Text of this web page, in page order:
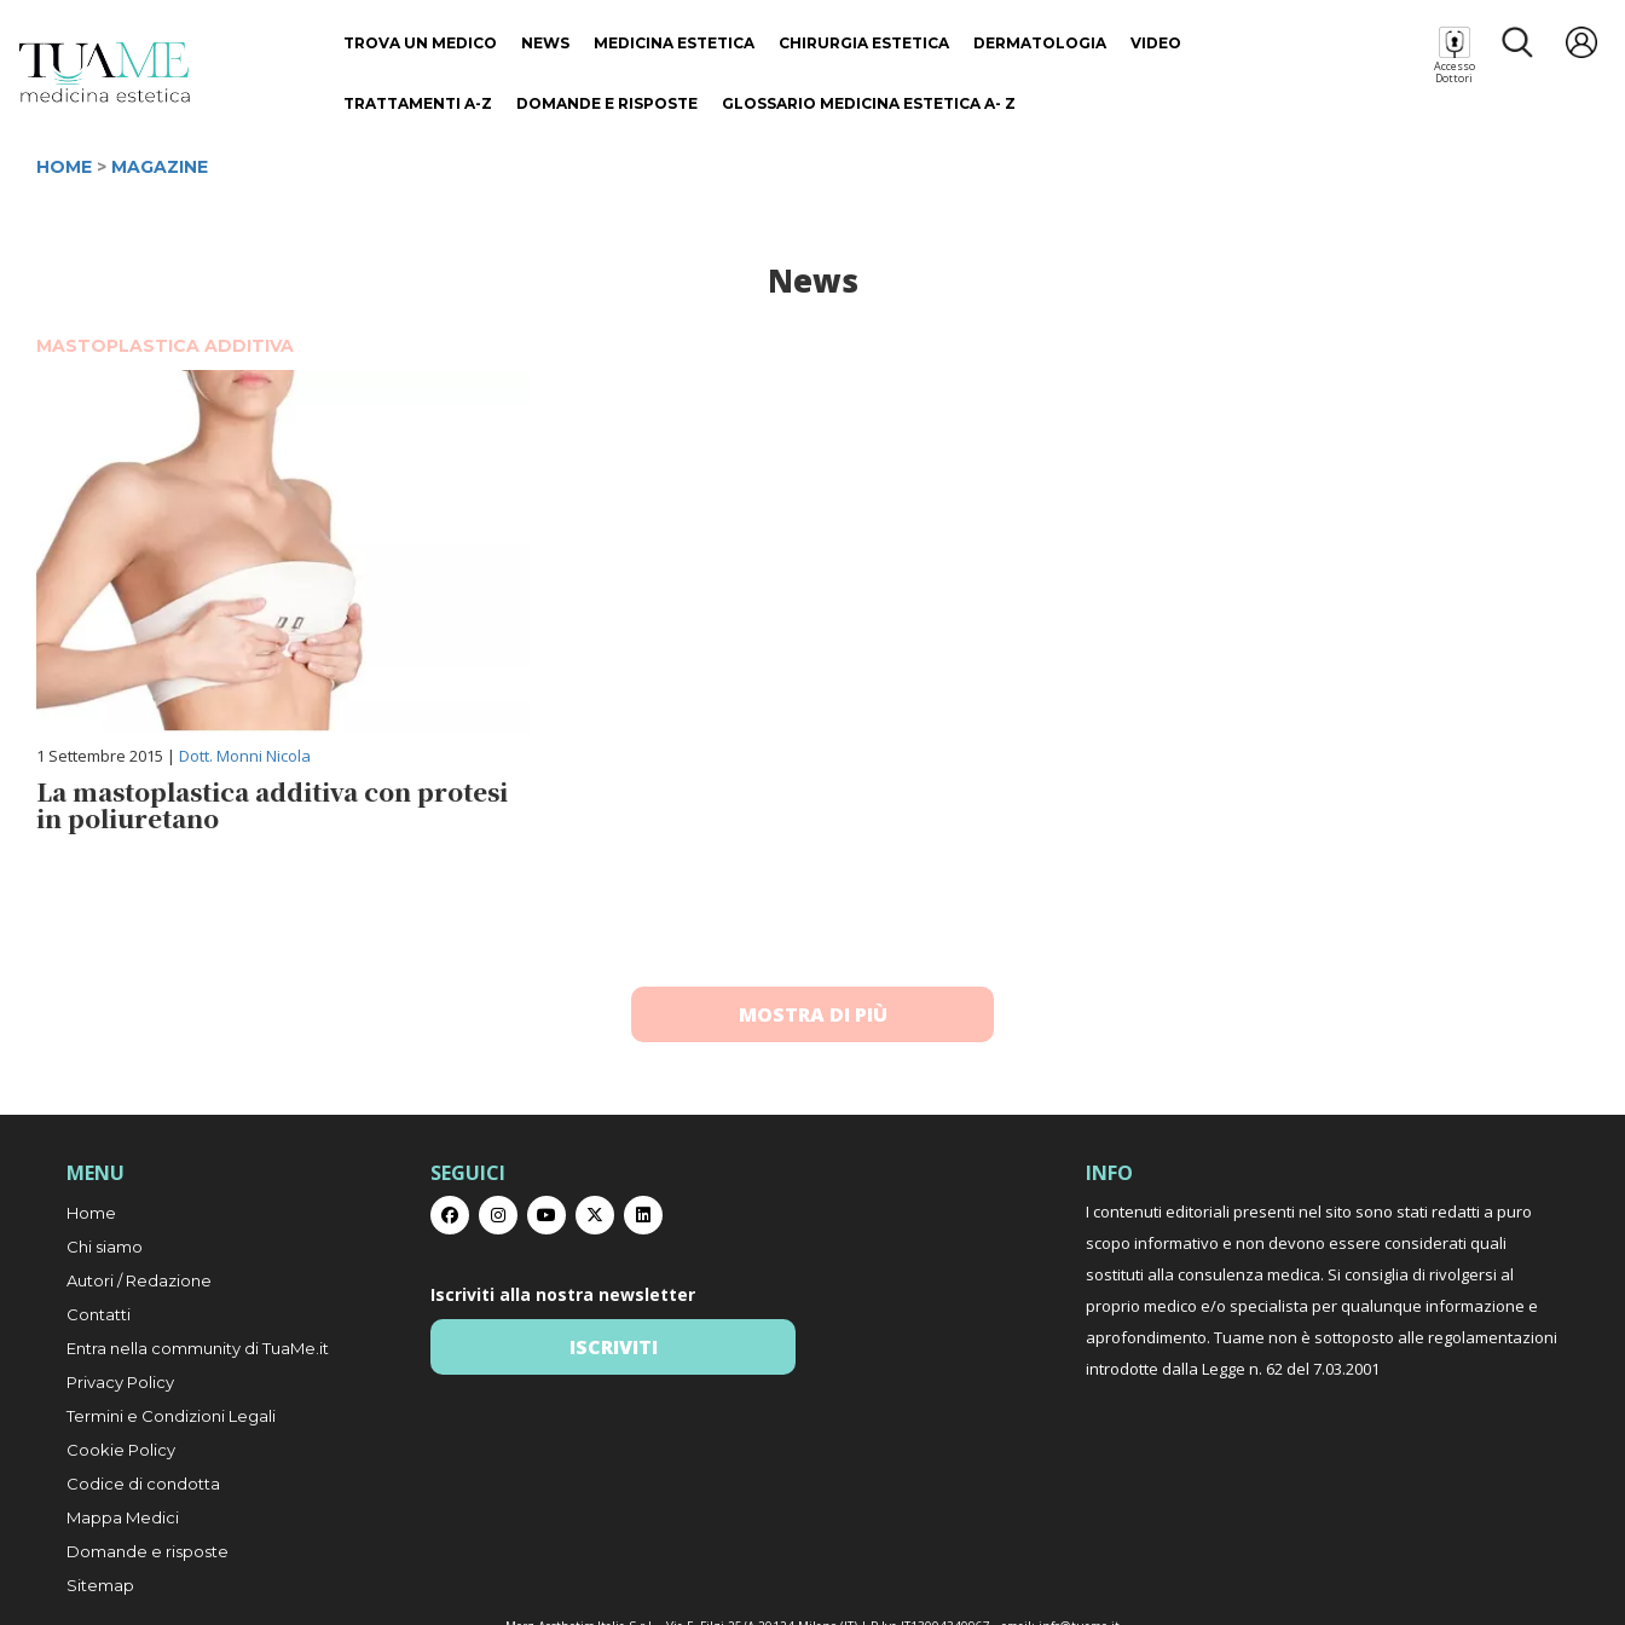
TROVA UN MEDICO NEWS MEDICINA ESTETICA CHIRURGIA ESTETICA DERMATOLOGIA VIDEO
TRATTAMENTI A-Z DOMANDE E RISPOSTE GLOSSARIO MEDICINA ESTETICA A- Z
Accesso
Dottori
HOME > MAGAZINE
News
MASTOPLASTICA ADDITIVA
1 Settembre 2015 | Dott. Monni Nicola
La mastoplastica additiva con protesi
in poliuretano
MOSTRA DI PIÙ
MENU
Home
Chi siamo
Autori / Redazione
Contatti
Entra nella community di TuaMe.it
Privacy Policy
Termini e Condizioni Legali
Cookie Policy
Codice di condotta
Mappa Medici
Domande e risposte
Sitemap
SEGUICI
Iscriviti alla nostra newsletter
ISCRIVITI
INFO
I contenuti editoriali presenti nel sito sono stati redatti a puro
scopo informativo e non devono essere considerati quali
sostituti alla consulenza medica. Si consiglia di rivolgersi al
proprio medico e/o specialista per qualunque informazione e
aprofondimento. Tuame non è sottoposto alle regolamentazioni
introdotte dalla Legge n. 62 del 7.03.2001